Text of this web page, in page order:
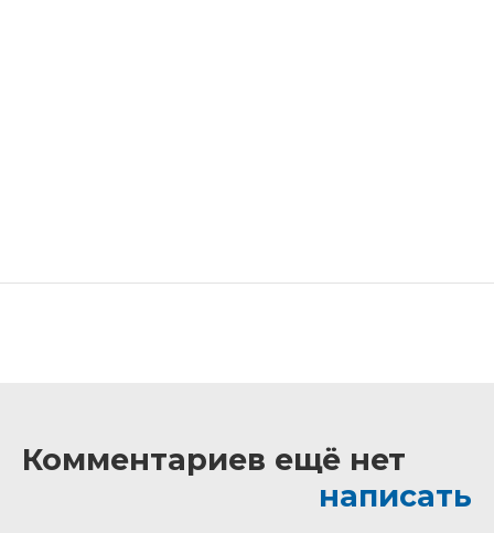
Комментариев ещё нет
написать